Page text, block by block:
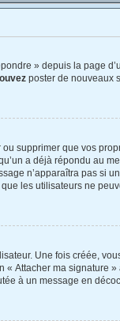
» depuis la page
poster de nouveaux
supprimer que vos
a déjà répondu au
n’apparaîtra pas
les utilisateurs ne
Une fois créée,
Attacher ma signature
à un message en